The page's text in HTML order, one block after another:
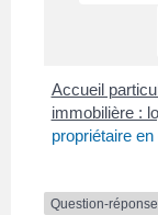
Accueil
immobilière :
propriétaire
Question-réponse